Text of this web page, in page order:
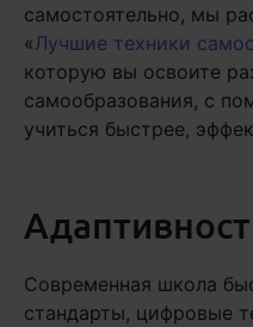
самостоятельно, мы
«Лучшие техники
которую вы освоите
самообразования, с
учиться быстрее,
Современная школа
стандарты, цифровые